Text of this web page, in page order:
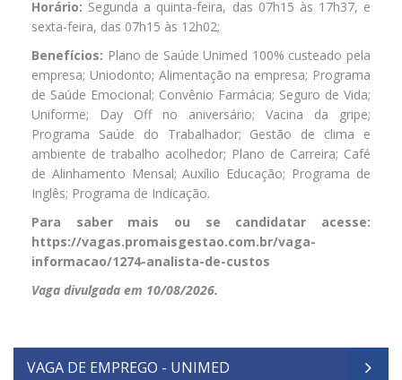
Horário: Segunda a quinta-feira, das 07h15 às 17h37, e
sexta-feira, das 07h15 às 12h02;
Benefícios: Plano de Saúde Unimed 100% custeado pela
empresa; Uniodonto; Alimentação na empresa; Programa
de Saúde Emocional; Convênio Farmácia; Seguro de Vida;
Uniforme; Day Off no aniversário; Vacina da gripe;
Programa Saúde do Trabalhador; Gestão de clima e
ambiente de trabalho acolhedor; Plano de Carreira; Café
de Alinhamento Mensal; Auxílio Educação; Programa de
Inglês; Programa de Indicação.
Para saber mais ou se candidatar acesse:
https://vagas.promaisgestao.com.br/vaga-
informacao/1274-analista-de-custos
Vaga divulgada em 10/08/2026.
VAGA DE EMPREGO - UNIMED